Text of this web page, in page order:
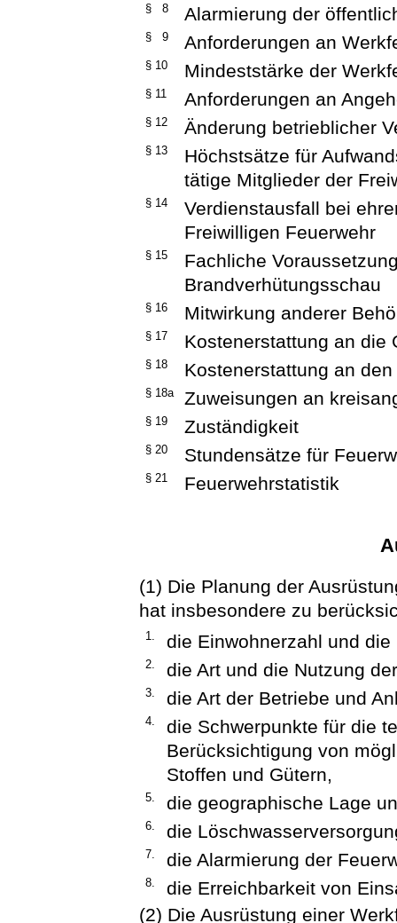
§ 8 Alarmierung der
§ 9 Anforderungen an
§ 10 Mindeststärke der
§ 11 Anforderungen an
§ 12 Änderung betrieblicher
§ 13
Höchstsätze für
tätige Mitglieder der
§ 14
Verdienstausfall bei
Freiwilligen Feuerwehr
§ 15
Fachliche
Brandverhütungsschau
§ 16 Mitwirkung anderer
§ 17 Kostenerstattung an die
§ 18 Kostenerstattung an
§ 18a Zuweisungen an
§ 19 Zuständigkeit
§ 20 Stundensätze für
§ 21 Feuerwehrstatistik
(1) Die Planung der
hat insbesondere zu
1. die Einwohnerzahl und
2. die Art und die Nutzung
3. die Art der Betriebe und
4.
die Schwerpunkte für die
Berücksichtigung von
Stoffen und Gütern,
5. die geographische Lage
6. die
7. die Alarmierung der
8.
die Erreichbarkeit von
(2) Die Ausrüstung einer